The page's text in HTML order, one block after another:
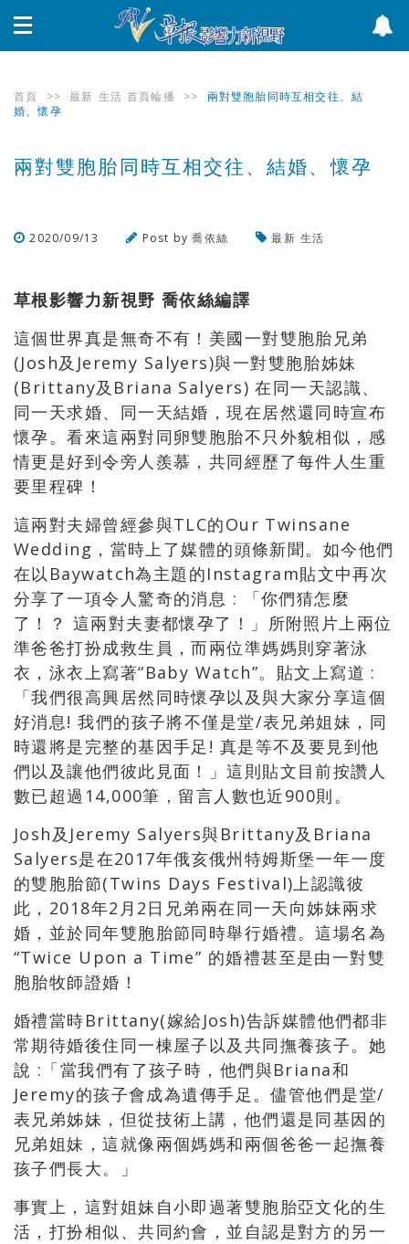
首頁 >> 最新 生活 首頁輪播 >>
兩對雙胞胎同時互相交往、結
婚、懷孕
兩對雙胞胎同時互相交往、結婚、懷孕
2020/09/13 Post by喬依絲 最新 生活
草根影響力新視野 喬依絲編譯
這個世界真是無奇不有！美國一對雙胞胎兄弟
(Josh及Jeremy Salyers)與一對雙胞胎姊妹
(Brittany及Briana Salyers) 在同一天認識、
同一天求婚、同一天結婚，現在居然還同時宣布
懷孕。看來這兩對同卵雙胞胎不只外貌相似，感
情更是好到令旁人羨慕，共同經歷了每件人生重
要里程碑！
這兩對夫婦曾經參與TLC的Our Twinsane
Wedding，當時上了媒體的頭條新聞。如今他們
在以Baywatch為主題的Instagram貼文中再次
分享了一項令人驚奇的消息 : 「你們猜怎麼
了！？ 這兩對夫妻都懷孕了！」所附照片上兩位
準爸爸打扮成救生員，而兩位準媽媽則穿著泳
衣，泳衣上寫著“Baby Watch”。貼文上寫道 :
「我們很高興居然同時懷孕以及與大家分享這個
好消息! 我們的孩子將不僅是堂/表兄弟姐妹，同
時還將是完整的基因手足! 真是等不及要見到他
們以及讓他們彼此見面！」這則貼文目前按讚人
數已超過14,000筆，留言人數也近900則。
Josh及Jeremy Salyers與Brittany及Briana
Salyers是在2017年俄亥俄州特姆斯堡一年一度
的雙胞胎節(Twins Days Festival)上認識彼
此，2018年2月2日兄弟兩在同一天向姊妹兩求
婚，並於同年雙胞胎節同時舉行婚禮。這場名為
“Twice Upon a Time” 的婚禮甚至是由一對雙
胞胎牧師證婚！
婚禮當時Brittany(嫁給Josh)告訴媒體他們都非
常期待婚後住同一棟屋子以及共同撫養孩子。她
說 :「當我們有了孩子時，他們與Briana和
Jeremy的孩子會成為遺傳手足。儘管他們是堂/
表兄弟姊妹，但從技術上講，他們還是同基因的
兄弟姐妹，這就像兩個媽媽和兩個爸爸一起撫養
孩子們長大。」
事實上，這對姐妹自小即過著雙胞胎亞文化的生
活，打扮相似、共同約會，並自認是對方的另一